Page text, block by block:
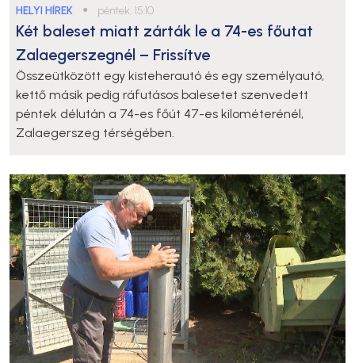
HELYI HÍREK ● péntek, 15:10
Két baleset miatt zárták le a 74-es főutat
Zalaegerszegnél – Frissítve
Összeütközött egy kisteherautó és egy személyautó,
kettő másik pedig ráfutásos balesetet szenvedett
péntek délután a 74-es főút 47-es kilométerénél,
Zalaegerszeg térségében.